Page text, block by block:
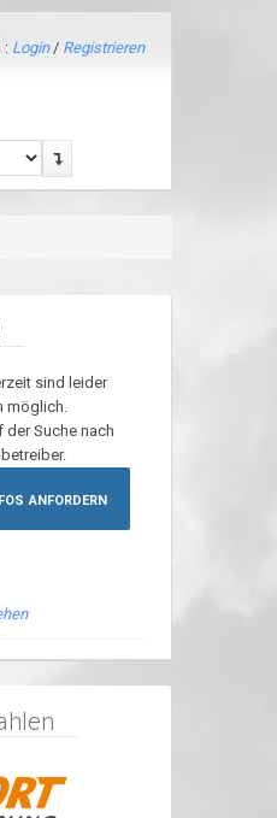
: Login/ Registrieren
sind leider
möglich.
der Suche nach
anfordern